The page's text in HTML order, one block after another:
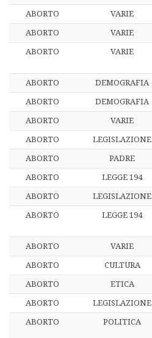
ABORTO VARIE
ABORTO VARIE
ABORTO VARIE
ABORTO DEMOGRAFIA
ABORTO DEMOGRAFIA
ABORTO VARIE
ABORTO LEGISLAZIONE
ABORTO PADRE
ABORTO LEGGE 194
ABORTO LEGISLAZIONE
ABORTO LEGGE 194
ABORTO VARIE
ABORTO CULTURA
ABORTO ETICA
ABORTO LEGISLAZIONE
ABORTO POLITICA